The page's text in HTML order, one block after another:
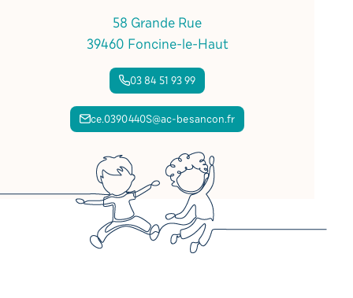
58 Grande Rue
39460 Foncine-le-Haut
03 84 51 93 99
ce.0390440S@ac-besancon.fr